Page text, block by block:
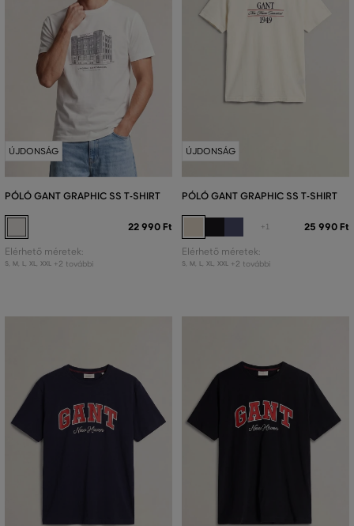
ÚJDONSÁG
PÓLÓ GANT GRAPHIC SS T-SHIRT
22 990 Ft
Elérhető méretek:
S, M L, XL, XXL +2 további
ÚJDONSÁG
PÓLÓ GANT GRAPHIC SS T-SHIRT
+1 25 990 Ft
Elérhető méretek:
S, M L, XL, XXL +2 további